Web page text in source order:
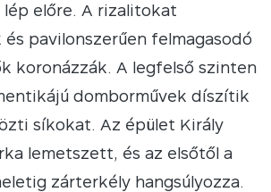
előre. A rizalitokat
pavilonszerűen felmagasodó
koronázzák. A legfelső szinten
domborművek díszítik
síkokat. Az épület Király
lemetszett, és az elsőtől a
zárterkély hangsúlyozza.